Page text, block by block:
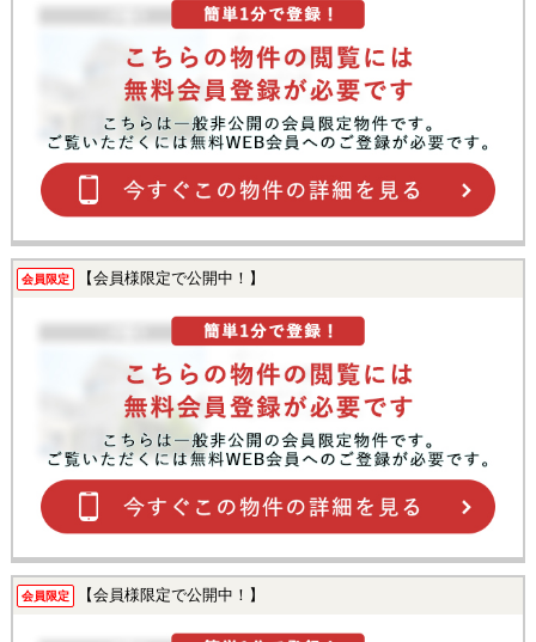
会員限定 【会員様限定で公開中！】
会員限定 【会員様限定で公開中！】